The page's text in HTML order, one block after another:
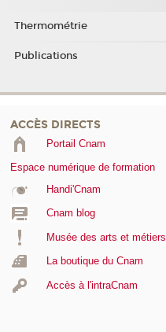
Thermométrie
Publications
ACCÈS DIRECTS
Portail Cnam
Espace numérique de formation
Handi'Cnam
Cnam blog
Musée des arts et métiers
La boutique du Cnam
Accès à l'intraCnam